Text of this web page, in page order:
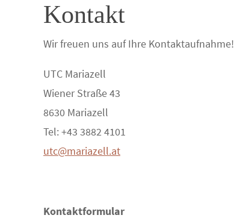
Kontakt
Wir freuen uns auf Ihre Kontaktaufnahme!
UTC Mariazell
Wiener Straße 43
8630 Mariazell
Tel: +43 3882 4101
utc@mariazell.at
Kontaktformular